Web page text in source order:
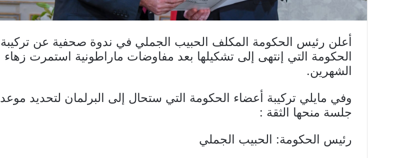
أعلن رئيس الحكومة المكلف الحبيب الجملي في ندوة صحفية عن تركيبة
الحكومة التي إنتهى إلى تشكيلها بعد مفاوضات ماراطونية استمرت زهاء
الشهرين.
وفي مايلي تركيبة أعضاء الحكومة التي ستحال إلى البرلمان لتحديد موعد
جلسة منحها الثقة :
رئيس الحكومة: الحبيب الجملي